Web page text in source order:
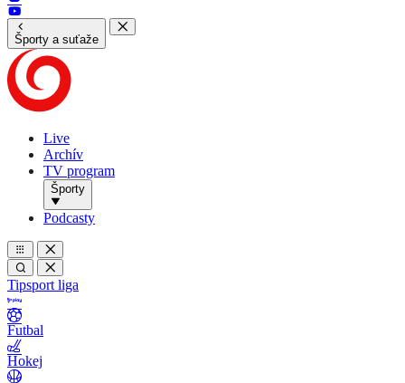
Športy a suťaže
Live
Archív
TV program
Športy
Podcasty
Tipsport liga
Futbal
Hokej